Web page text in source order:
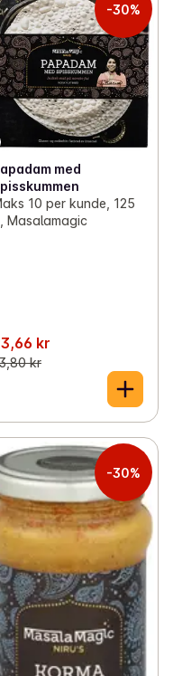
-30%
med
10 per kunde, 125
Masalamagic
kr
kr
-30%